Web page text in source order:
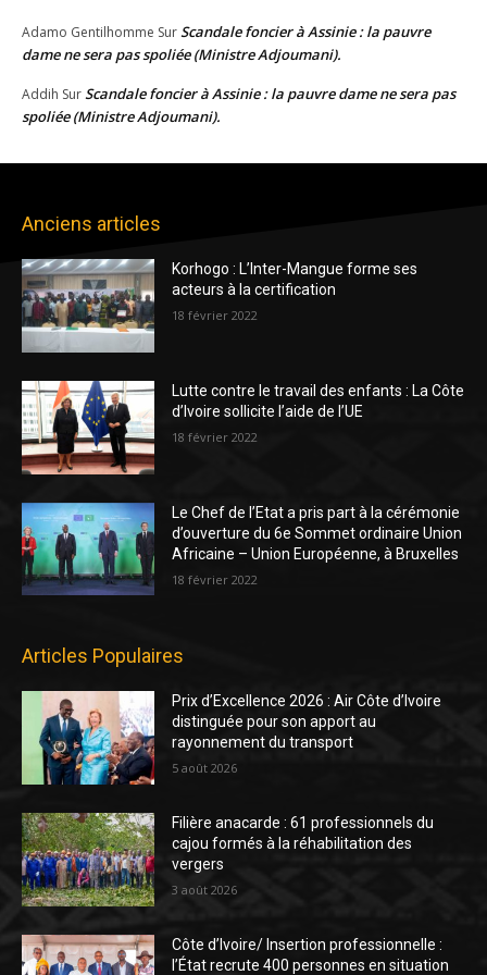
Adamo Gentilhomme SurScandale foncier à Assinie : la pauvre
dame ne sera pas spoliée (Ministre Adjoumani).
Addih SurScandale foncier à Assinie : la pauvre dame ne sera pas
spoliée (Ministre Adjoumani).
Anciens articles
Korhogo : L’Inter-Mangue forme ses
acteurs à la certification
18 février 2022
Lutte contre le travail des enfants : La Côte
d’Ivoire sollicite l’aide de l’UE
18 février 2022
Le Chef de l’Etat a pris part à la cérémonie
d’ouverture du 6e Sommet ordinaire Union
Africaine – Union Européenne, à Bruxelles
18 février 2022
Articles Populaires
Prix d’Excellence 2026 : Air Côte d’Ivoire
distinguée pour son apport au
rayonnement du transport
5 août 2026
Filière anacarde : 61 professionnels du
cajou formés à la réhabilitation des
vergers
3 août 2026
Côte d’Ivoire/ Insertion professionnelle :
l’État recrute 400 personnes en situation